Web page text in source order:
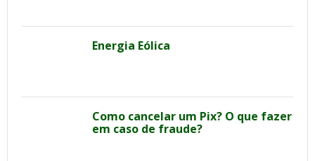
Energia Eólica
Como cancelar um Pix? O que fazer
em caso de fraude?